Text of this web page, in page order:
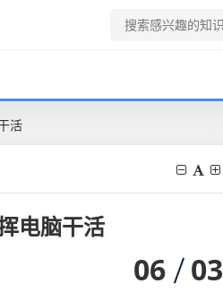
活
电脑干活
06 03